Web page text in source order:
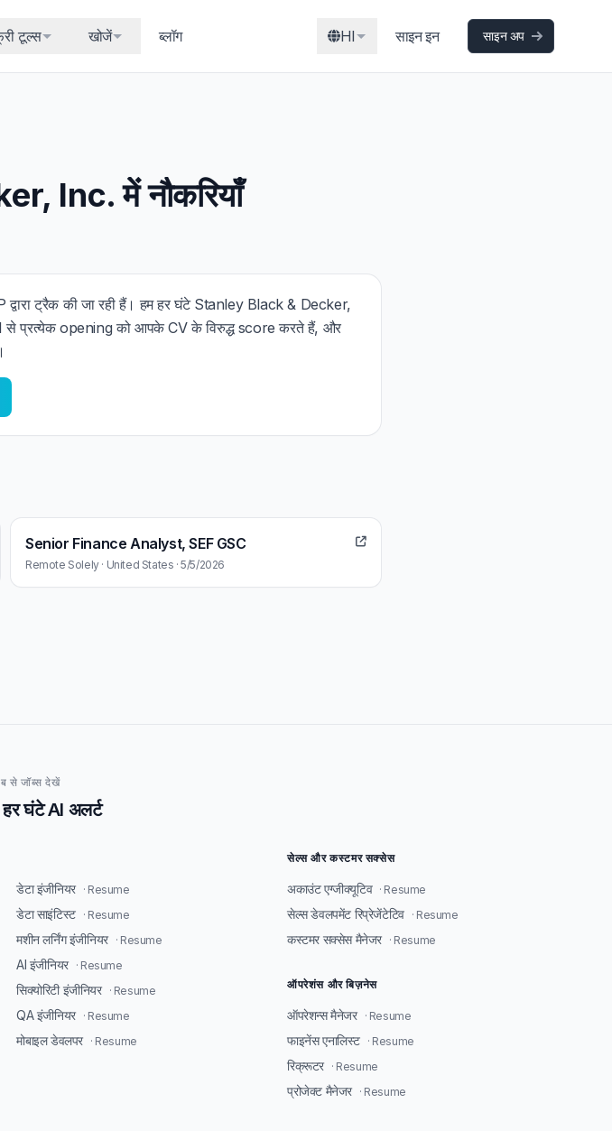
टूल्स खोजें ब्लॉग HI साइन इन साइन अप
Inc. में नौकरियाँ
ट्रैक की जा रही हैं। हम हर घंटे Stanley Black & Decker,
प्रत्येक opening को आपके CV के विरुद्ध score करते हैं, और
Senior Finance Analyst, SEF GSC
Remote Solely · United States · 5/5/2026
से जॉब्स देखें
घंटे AI अलर्ट
डेटा इंजीनियर · Resume
डेटा साइंटिस्ट · Resume
मशीन लर्निंग इंजीनियर · Resume
AI इंजीनियर · Resume
सिक्योरिटी इंजीनियर · Resume
QA इंजीनियर · Resume
मोबाइल डेवलपर · Resume
सेल्स और कस्टमर सक्सेस
अकाउंट एग्जीक्यूटिव · Resume
सेल्स डेवलपमेंट रिप्रेजेंटेटिव · Resume
कस्टमर सक्सेस मैनेजर · Resume
ऑपरेशंस और बिज़नेस
ऑपरेशन्स मैनेजर · Resume
फाइनेंस एनालिस्ट · Resume
रिक्रूटर · Resume
प्रोजेक्ट मैनेजर · Resume